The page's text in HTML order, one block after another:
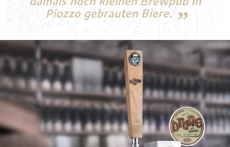
Piozzo gebrauten Biere.